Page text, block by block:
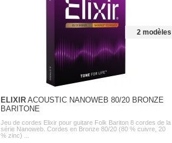
2 modèles
ELIXIRACOUSTIC NANOWEB 80/20 BRONZE
BARITONE
Jeu de cordes Elixir pour guitare Folk Bariton 8 cordes de la
série Nanoweb. Cordes en Bronze 80/20 (80 % cuivre, 20
% zinc) ...